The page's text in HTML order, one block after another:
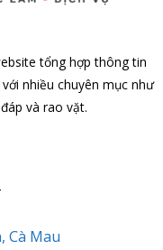
tổng hợp thông tin
nhiều chuyên mục như
và rao vặt.
Cà Mau